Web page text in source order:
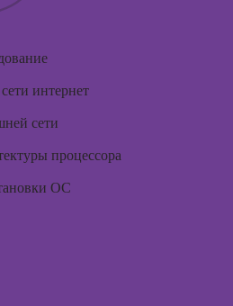
интернет
сети
процессора
ОС